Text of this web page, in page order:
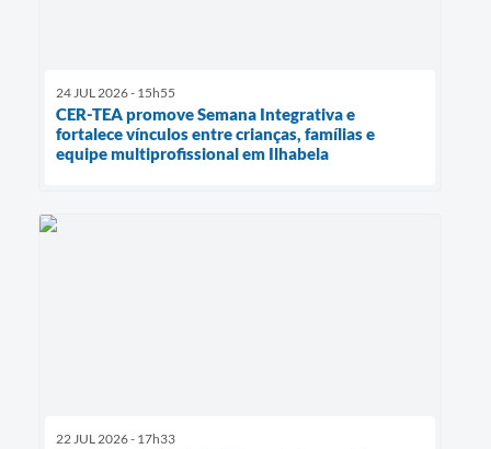
24 JUL 2026 - 15h55
CER-TEA promove Semana Integrativa e
fortalece vínculos entre crianças, famílias e
equipe multiprofissional em Ilhabela
22 JUL 2026 - 17h33